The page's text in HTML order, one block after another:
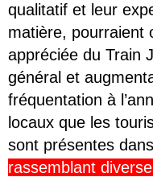
qualitatif et leur
matière, pourraient
appréciée du Train
général et
fréquentation à
locaux que les
sont présentes dans
rassemblant